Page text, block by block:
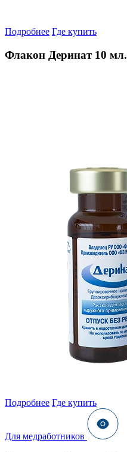
Подробнее Где купить
Флакон Деринат 10 мл.
Подробнее Где купить
Для медработников